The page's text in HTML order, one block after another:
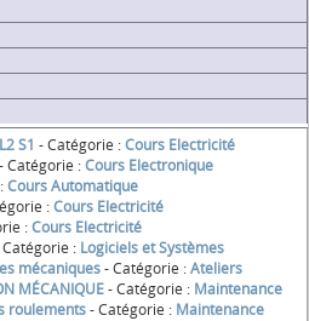
S1 - Catégorie :Cours Electricité
- Catégorie :Cours Electronique
Cours Automatique
:Cours Electricité
:Cours Electricité
Catégorie : Logiciels et Systèmes
mécaniques- Catégorie :Ateliers
MÉCANIQUE- Catégorie : Maintenance
roulements- Catégorie : Maintenance